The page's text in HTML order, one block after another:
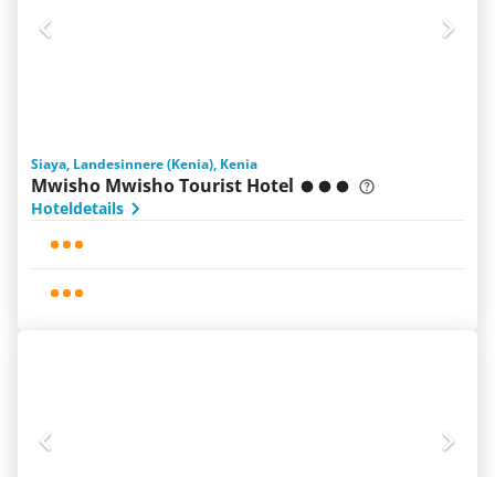
Siaya, Landesinnere (Kenia), Kenia
Mwisho Mwisho Tourist Hotel
Hoteldetails